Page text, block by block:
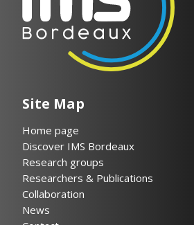
Site Map
Home page
Discover IMS Bordeaux
Research groups
Researchers & Publications
Collaboration
News